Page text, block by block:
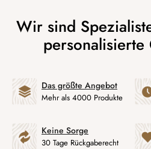
Das größte Angebot
Mehr als 4000 Produkte
Keine Sorge
30 Tage Rückgaberecht